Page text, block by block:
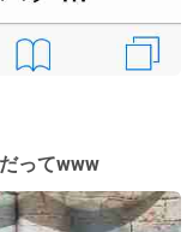
ってwww